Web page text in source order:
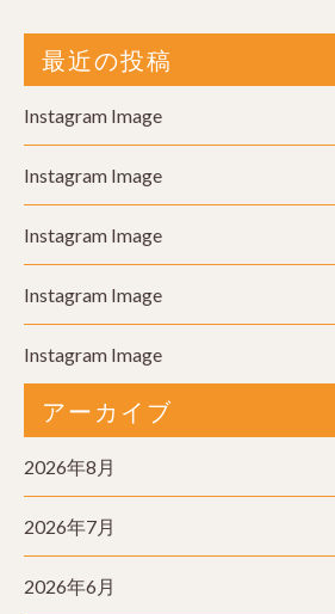
最近の投稿
Instagram Image
Instagram Image
Instagram Image
Instagram Image
Instagram Image
アーカイブ
2026年8月
2026年7月
2026年6月